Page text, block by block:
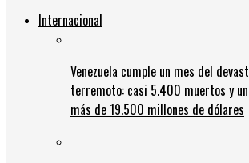
Internacional
Venezuela cumple un mes del
terremoto: casi 5.400 muertos y
más de 19.500 millones de dólares